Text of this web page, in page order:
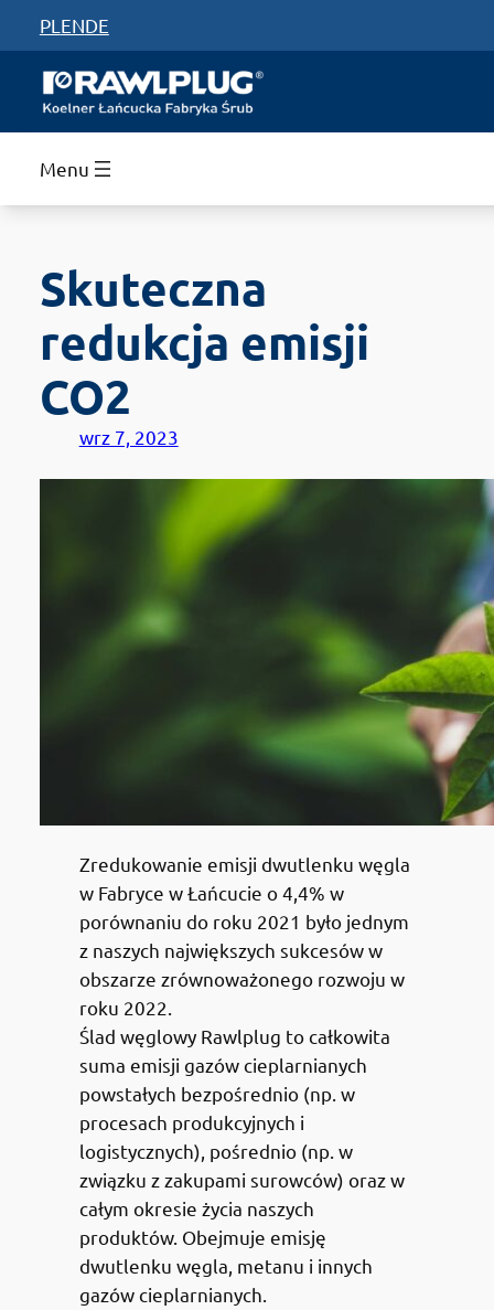
treści
PL ENDE
Menu
Skuteczna
redukcja emisji
CO2
wrz 7, 2023
Zredukowanie emisji dwutlenku węgla
w Fabryce w Łańcucie o 4,4% w
porównaniu do roku 2021 było jednym
z naszych największych sukcesów w
obszarze zrównoważonego rozwoju w
roku 2022.
Ślad węglowy Rawlplug to całkowita
suma emisji gazów cieplarnianych
powstałych bezpośrednio (np. w
procesach produkcyjnych i
logistycznych), pośrednio (np. w
związku z zakupami surowców) oraz w
całym okresie życia naszych
produktów. Obejmuje emisję
dwutlenku węgla, metanu i innych
gazów cieplarnianych.